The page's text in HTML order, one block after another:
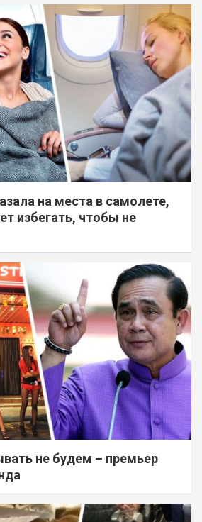
на места в самолете,
избегать, чтобы не
не будем – премьер